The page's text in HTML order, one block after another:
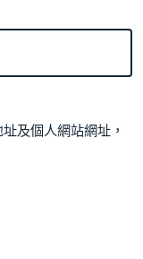
及個人網站網址，